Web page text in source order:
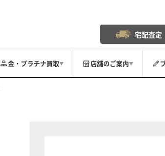
宅配査定
金・プラチナ買取▼ 店舗のご案内▼